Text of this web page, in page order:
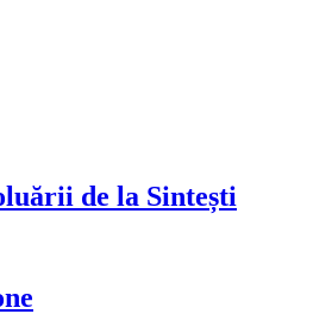
de la Sintești